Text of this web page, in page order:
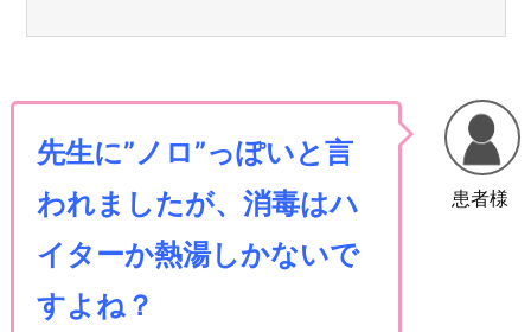
患者様
先生に”ノロ”っぽいと言
われましたが、消毒はハ
イターか熱湯しかないで
すよね？